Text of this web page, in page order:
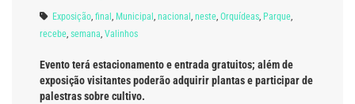
Exposição, final , Municipal , nacional , neste, Orquídeas, Parque,
recebe, semana, Valinhos
Evento terá estacionamento e entrada gratuitos; além de
exposição visitantes poderão adquirir plantas e participar de
palestras sobre cultivo.